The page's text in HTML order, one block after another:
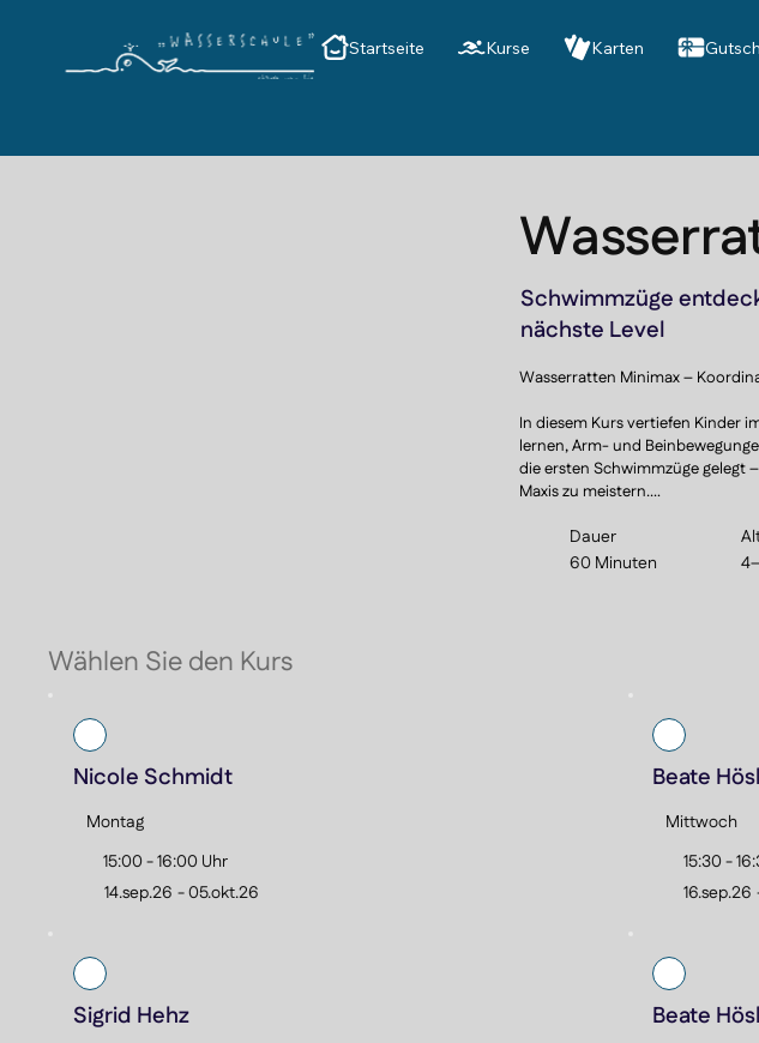
Startseite Kurse Karten
Schwimmzüge
nächste Level
Wasserratten Minimax –
In diesem Kurs vertiefen Kinder
lernen, Arm- und
die ersten Schwimmzüge gelegt
Maxis zu meistern.
Durch gezielte Übungen zu
Ausdauer und Selbstvertrauen
- Spielerisch Sicherheit und
Dauer
60 Minuten
Wählen Sie den Kurs
Nicole Schmidt
Montag
15:00 - 16:00 Uhr
14.sep.26 -05.okt.26
Beate
Mittwoch
15:30 -
16.sep.26
Sigrid Hehz Beate